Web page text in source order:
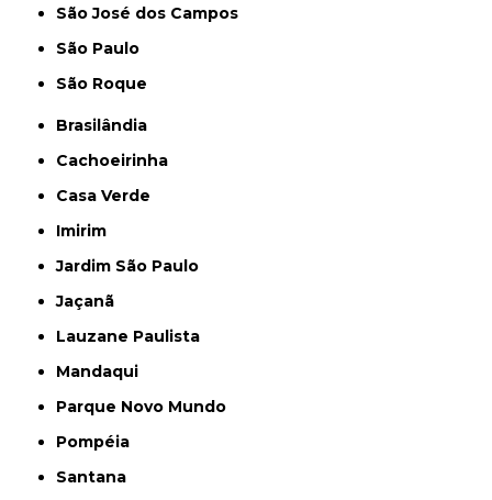
São José dos Campos
São Paulo
São Roque
Brasilândia
Cachoeirinha
Casa Verde
Imirim
Jardim São Paulo
Jaçanã
Lauzane Paulista
Mandaqui
Parque Novo Mundo
Pompéia
Santana